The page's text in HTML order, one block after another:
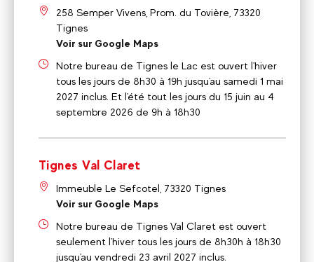
258 Semper Vivens, Prom. du Tovière, 73320
Tignes
Voir sur Google Maps
Notre bureau de Tignes le Lac est ouvert l'hiver
tous les jours de 8h30 à 19h jusqu'au samedi 1 mai
2027 inclus. Et l'été tout les jours du 15 juin au 4
septembre 2026 de 9h à 18h30
Tignes Val Claret
Immeuble Le Sefcotel, 73320 Tignes
Voir sur Google Maps
Notre bureau de Tignes Val Claret est ouvert
seulement l'hiver tous les jours de 8h30h à 18h30
jusqu'au vendredi 23 avril 2027 inclus.